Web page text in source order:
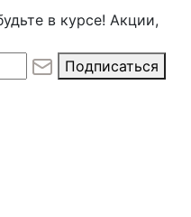
в курсе! Акции,
Подписаться